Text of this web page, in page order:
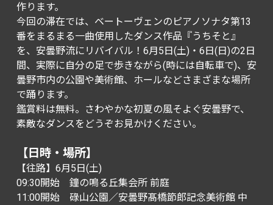
作ります。
今回の滞在では、ベートーヴェンのピアノソナタ第13
番をまるまる一曲使用したダンス作品『うちそと』
を、安曇野流にリバイバル！6月5日(土)・6日(日)の2日
間、実際に自分の足で歩きながら(時には自転車で)、安
曇野市内の公園や美術館、ホールなどさまざまな場所
で踊ります。
鑑賞料は無料。さわやかな初夏の風そよぐ安曇野で、
素敵なダンスをどうぞお見かけください。
【日時・場所】
【往路】6月5日(土)
09:30開始 鐘の鳴る丘集会所 前庭
11:00開始 碌山公園／安曇野髙橋節郎記念美術館 中